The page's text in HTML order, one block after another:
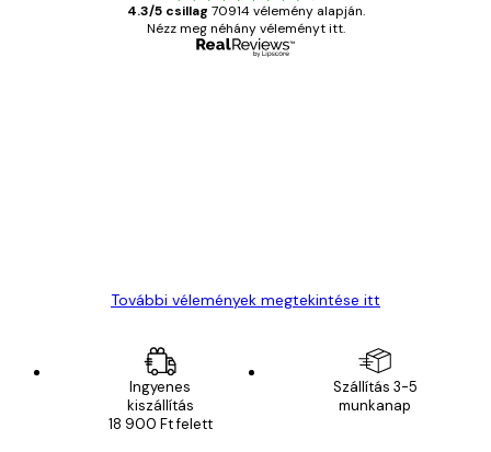
4.3/5 csillag 70914 vélemény alapján.
Nézz meg néhány véleményt itt.
További vélemények megtekintése itt
Ingyenes
kiszállítás
18 900 Ft felett
Szállítás 3-5
munkanap